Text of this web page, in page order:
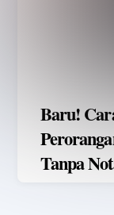
Baru!
Tanpa